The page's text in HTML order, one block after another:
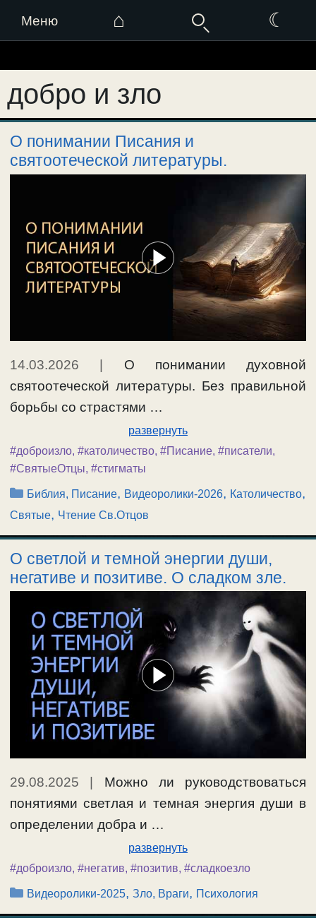
Меню ⌂ ☾
к
содержимому
добро и зло
О понимании Писания и
святоотеческой литературы.
14.03.2026 | О понимании духовной
святоотеческой литературы. Без правильной
борьбы со страстями …
развернуть
#доброизло, #католичество, #Писание, #писатели,
#СвятыеОтцы, #стигматы
Рубрики
Библия, Писание, Видеоролики-2026, Католичество,
Святые, Чтение Св.Отцов
О светлой и темной энергии души,
негативе и позитиве. О сладком зле.
29.08.2025 | Можно ли руководствоваться
понятиями светлая и темная энергия души в
определении добра и …
развернуть
#доброизло, #негатив, #позитив, #сладкоезло
Рубрики
Видеоролики-2025,Зло, Враги, Психология